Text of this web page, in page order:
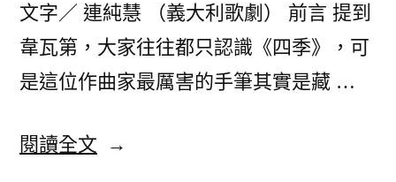
文字／ 連純慧 （義大利歌劇） 前言 提到
韋瓦第，大家往往都只認識《四季》，可
是這位作曲家最厲害的手筆其實是藏 …
閱讀全文 〈非